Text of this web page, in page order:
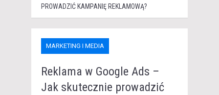
PROWADZIĆ KAMPANIĘ REKLAMOWĄ?
MARKETING I MEDIA
Reklama w Google Ads –
Jak skutecznie prowadzić